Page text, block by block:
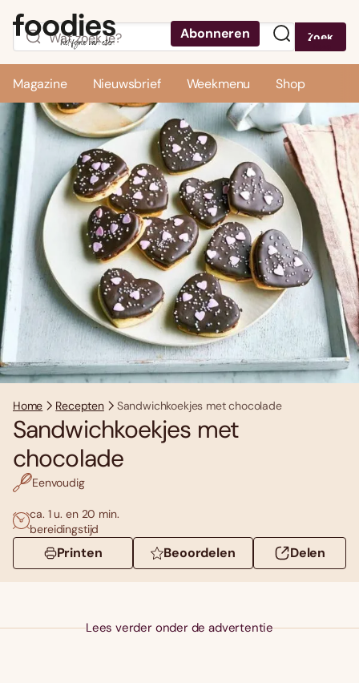
Abonneren Zoek
Magazine Nieuwsbrief Weekmenu Shop
Home Recepten Sandwichkoekjes met chocolade
Sandwichkoekjes met
chocolade
Eenvoudig
ca. 1 u. en 20 min.
bereidingstijd
Printen Beoordelen Delen
Lees verder onder de advertentie